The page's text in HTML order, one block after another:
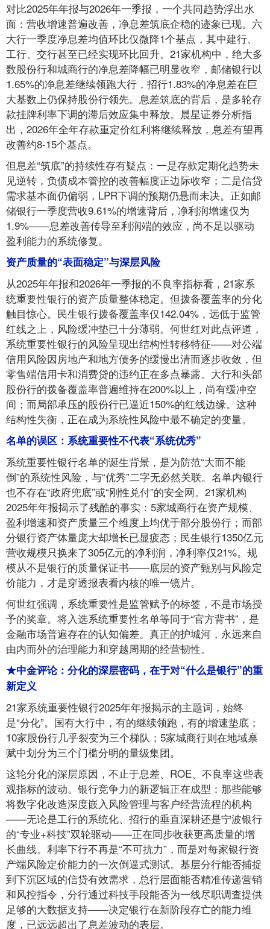
对比2025年年报与2026年一季报，一个共同趋势浮出水
面：营收增速普遍改善，净息差筑底企稳的迹象已现。六
大行一季度净息差均值环比仅微降1个基点，其中建行、
工行、交行甚至已经实现环比回升。21家机构中，绝大多
数股份行和城商行的净息差降幅已明显收窄，邮储银行以
1.65%的净息差继续领跑大行，招行1.83%的净息差在巨
大基数上仍保持股份行领先。息差筑底的背后，是多轮存
款挂牌利率下调的滞后效应集中释放。晨星证券分析指
出，2026年全年存款重定价红利将继续释放，息差有望再
改善约8-15个基点。
但息差“筑底”的持续性存有疑点：一是存款定期化趋势未
见逆转，负债成本管控的改善幅度正边际收窄；二是信贷
需求基本面仍偏弱，LPR下调的预期仍悬而未决。正如邮
储银行一季度营收9.61%的增速背后，净利润增速仅为
1.9%——息差改善传导至利润端的效应，尚不足以驱动
盈利能力的系统修复。
资产质量的“表面稳定”与深层风险
从2025年年报和2026年一季报的不良率指标看，21家系
统重要性银行的资产质量整体稳定。但拨备覆盖率的分化
触目惊心。民生银行拨备覆盖率仅142.04%，远低于监管
红线之上，风险缓冲垫已十分薄弱。何世红对此点评道，
系统重要性银行的风险呈现出结构性转移特征——对公端
信用风险因房地产和地方债务的缓慢出清而逐步收敛，但
零售端信用卡和消费贷的违约正在多点暴露。大行和头部
股份行的拨备覆盖率普遍维持在200%以上，尚有缓冲空
间；而局部承压的股份行已逼近150%的红线边缘。这种
结构性失衡，正在成为系统性风险中最不确定的变量。
名单的误区：系统重要性不代表“系统优秀”
系统重要性银行名单的诞生背景，是为防范“大而不能
倒”的系统性风险，与“优秀”二字无必然关联。名单内银行
也不存在“政府兜底”或“刚性兑付”的安全网。21家机构
2025年年报揭示了残酷的事实：5家城商行在资产规模、
盈利增速和资产质量三个维度上均优于部分股份行；而部
分银行资产体量庞大却增长已显疲态；民生银行1350亿元
营收规模只换来了305亿元的净利润，净利率仅21%。规
模从不是银行的质量保证书——底层的资产甄别与风险定
价能力，才是穿透报表看内核的唯一镜片。
何世红强调，系统重要性是监管赋予的标签，不是市场授
予的奖章。将入选系统重要性名单等同于“官方背书”，是
金融市场普遍存在的认知偏差。真正的护城河，永远来自
由内而外的治理能力和穿越周期的经营韧性。
★中金评论：分化的深层密码，在于对“什么是银行”的重
新定义
21家系统重要性银行2025年年报揭示的主题词，始终
是“分化”。国有大行中，有的继续领跑，有的增速垫底；
10家股份行几乎裂变为三个梯队；5家城商行则在地域禀
赋中划分为三个门槛分明的量级集团。
这轮分化的深层原因，不止于息差、ROE、不良率这些表
观指标的波动。银行竞争力的新逻辑正在成型：那些能够
将数字化改造深度嵌入风险管理与客户经营流程的机构
——无论是工行的系统化、招行的垂直深耕还是宁波银行
的“专业+科技”双轮驱动——正在同步收获更高质量的增
长曲线。利率下行不再是“不可抗力”，而是对每家银行资
产端风险定价能力的一次倒逼式测试。基层分行能否捕捉
到下沉区域的信贷有效需求，总行层面能否精准传递营销
和风控指令，分行通过科技手段能否为一线尽职调查提供
足够的大数据支持——决定银行在新阶段存亡的能力维
度，已远远超出了息差波动的表层。